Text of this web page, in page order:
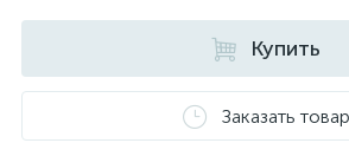
Купить
Заказать товар